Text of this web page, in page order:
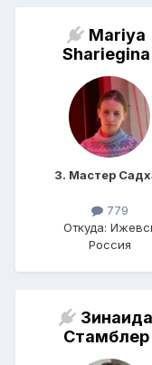
Mariya
Shariegina
3. Мастер
779
Откуда:
Россия
Зинаида
Стамблер